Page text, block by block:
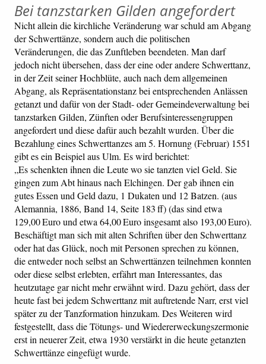
Bei tanzstarken Gilden angefordert
Nicht allein die kirchliche Veränderung war schuld am Abgang
der Schwerttänze, sondern auch die politischen
Veränderungen, die das Zunftleben beendeten. Man darf
jedoch nicht übersehen, dass der eine oder andere Schwerttanz,
in der Zeit seiner Hochblüte, auch nach dem allgemeinen
Abgang, als Repräsentationstanz bei entsprechenden Anlässen
getanzt und dafür von der Stadt- oder Gemeindeverwaltung bei
tanzstarken Gilden, Zünften oder Berufsinteressengruppen
angefordert und diese dafür auch bezahlt wurden. Über die
Bezahlung eines Schwerttanzes am 5. Hornung (Februar) 1551
gibt es ein Beispiel aus Ulm. Es wird berichtet:
„Es schenkten ihnen die Leute wo sie tanzten viel Geld. Sie
gingen zum Abt hinaus nach Elchingen. Der gab ihnen ein
gutes Essen und Geld dazu, 1 Dukaten und 12 Batzen. (aus
Alemannia, 1886, Band 14, Seite 183 ff) (das sind etwa
129,00 Euro und etwa 64,00 Euro insgesamt also 193,00 Euro).
Beschäftigt man sich mit alten Schriften über den Schwerttanz
oder hat das Glück, noch mit Personen sprechen zu können,
die entweder noch selbst an Schwerttänzen teilnehmen konnten
oder diese selbst erlebten, erfährt man Interessantes, das
heutzutage gar nicht mehr erwähnt wird. Dazu gehört, dass der
heute fast bei jedem Schwerttanz mit auftretende Narr, erst viel
später zu der Tanzformation hinzukam. Des Weiteren wird
festgestellt, dass die Tötungs- und Wiedererweckungszermonie
erst in neuerer Zeit, etwa 1930 verstärkt in die heute getanzten
Schwerttänze eingefügt wurde.